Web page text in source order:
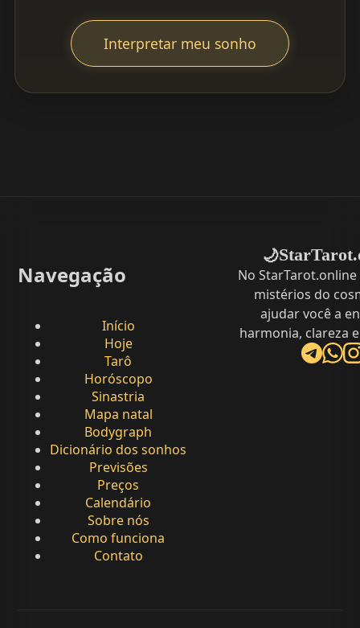
Interpretar meu sonho
Navegação
Início
Hoje
Tarô
Horóscopo
Sinastria
Mapa natal
Bodygraph
Dicionário dos sonhos
Previsões
Preços
Calendário
Sobre nós
Como funciona
Contato
🌙
No
mistérios do
ajudar você a
harmonia, clareza